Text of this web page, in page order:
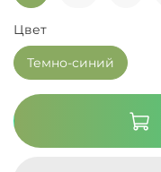
Цвет
Темно-синий